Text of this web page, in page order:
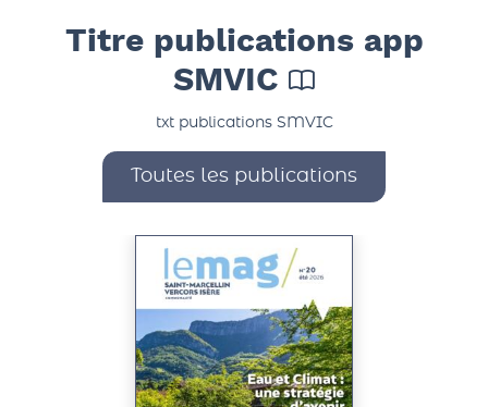
Titre publications app
SMVIC
txt publications SMVIC
Toutes les publications